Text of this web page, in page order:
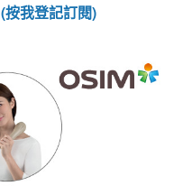
(按我登記訂閱)